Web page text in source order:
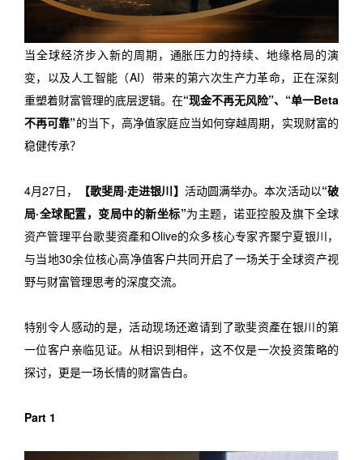
当全球经济步入新的周期，通胀压力的持续、地缘格局的演
变，以及人工智能（AI）带来的第六次生产力革命，正在深刻
重塑着财富管理的底层逻辑。在“现金不再无风险”、“单一Beta
不再可靠”的当下，高净值家庭应当如何穿越周期，实现财富的
稳健传承？
4月27日， 【歌斐周·走进银川】 活动圆满举办。本次活动以“破
局·全球配置，变局中的新坐标”为主题，诺亚控股及旗下全球
资产管理平台歌斐资產和Olive的众多核心专家齐聚宁夏银川，
与当地30余位核心高净值客户共同开启了一场关于全球资产视
野与财富管理思考的深度交流。
特别令人感动的是，活动现场还邀请到了歌斐资產在银川的第
一位客户亲临见证。从相识到相伴，这不仅是一次投资策略的
探讨，更是一场长情的财富告白。
Part 1